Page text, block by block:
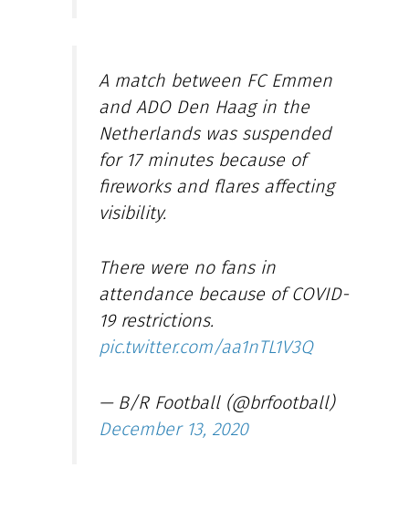
A match between FC Emmen
and ADO Den Haag in the
Netherlands was suspended
for 17 minutes because of
fireworks and flares affecting
visibility.
There were no fans in
attendance because of COVID-
19 restrictions.
pic.twitter.com/aa1nTL1V3Q
— B/R Football (@brfootball)
December 13, 2020